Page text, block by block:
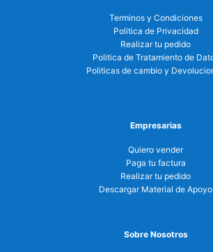
Terminos y Condiciones
Politica de Privacidad
Realizar tu pedido
Politica de Tratamiento de
Politicas de cambio y
Empresarias
Quiero vender
Paga tu factura
Realizar tu pedido
Descargar Material de Apoyo
Sobre Nosotros